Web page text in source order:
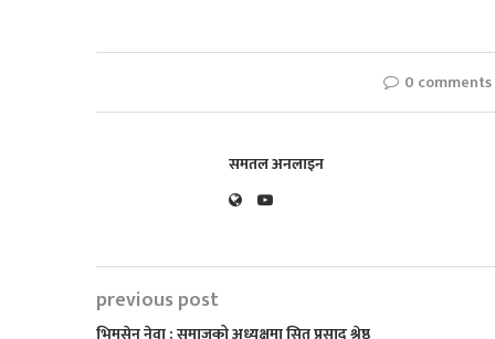
0 comments
समतल अनलाइन
previous post